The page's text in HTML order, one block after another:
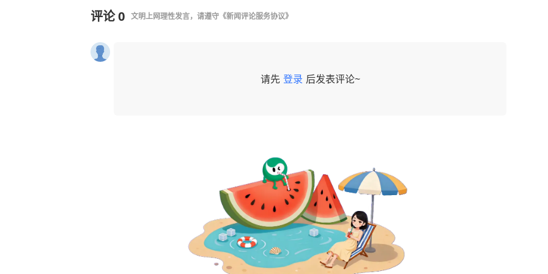
评论0 文明上网理性发言，请遵守 《新闻评论服务协议》
请先 登录 后发表评论~